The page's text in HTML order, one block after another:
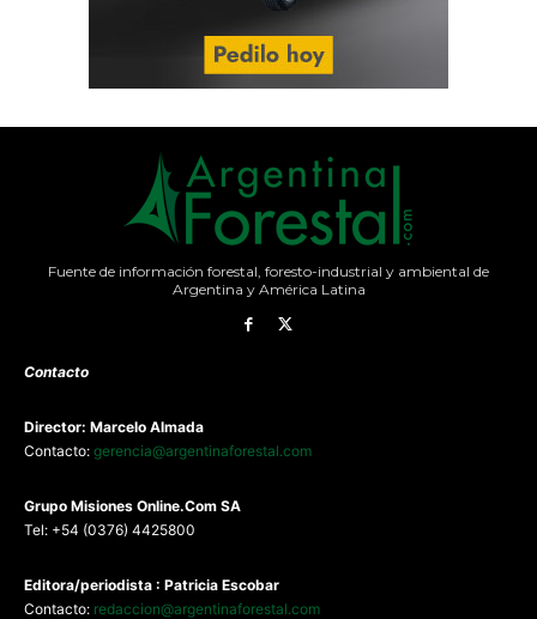
Fuente de información forestal, foresto-industrial y ambiental de
Argentina y América Latina
Contacto
Director: Marcelo Almada
Contacto: gerencia@argentinaforestal.com
Grupo Misiones Online.Com SA
Tel: +54 (0376) 4425800
Editora/periodista : Patricia Escobar
Contacto: redaccion@argentinaforestal.com